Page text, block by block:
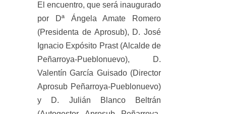
El encuentro, que será inaugurado
por Dª Ángela Amate Romero
(Presidenta de Aprosub), D. José
Ignacio Expósito Prast (Alcalde de
Peñarroya-Pueblonuevo), D.
Valentín García Guisado (Director
Aprosub Peñarroya-Pueblonuevo)
y D. Julián Blanco Beltrán